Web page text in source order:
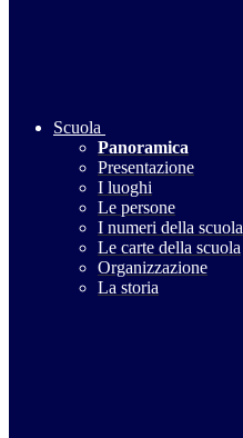
Scuola
Panoramica
Presentazione
I luoghi
Le persone
I numeri della scuola
Le carte della scuola
Organizzazione
La storia